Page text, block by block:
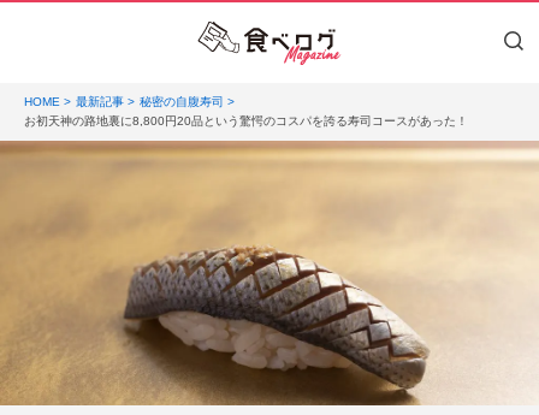
HOME 最新記事
秘密の自腹寿司
お初天神の路地裏に8,800円20品という驚愕のコスパを誇る寿司コースがあった！